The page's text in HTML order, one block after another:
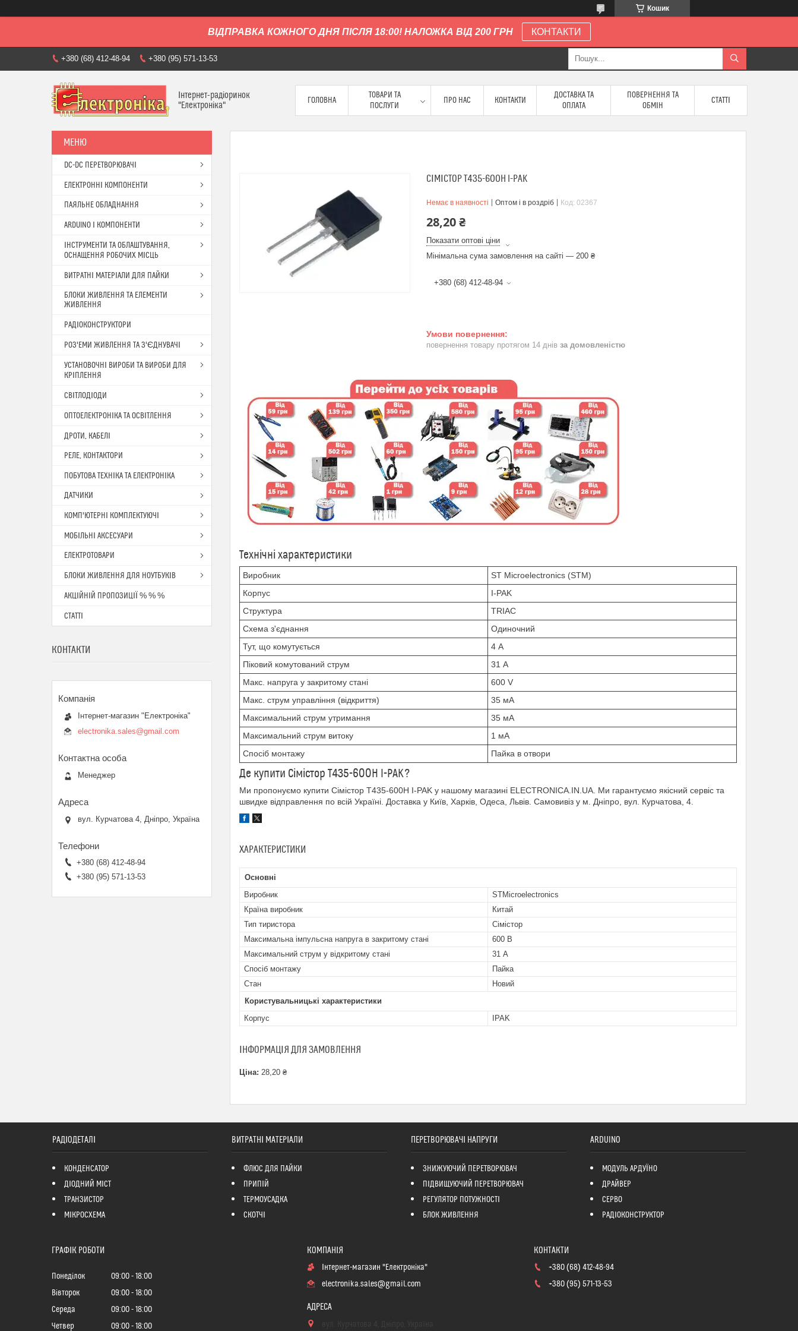
Кошик
ВІДПРАВКА КОЖНОГО ДНЯ ПІСЛЯ 18:00! НАЛОЖКА ВІД 200 ГРН КОНТАКТИ
+380 (68) 412-48-94 +380 (95) 571-13-53
Інтернет-радіоринок
"Електроніка"
ГОЛОВНА
ТОВАРИ ТА
ПОСЛУГИ
ПРО НАС КОНТАКТИ
ДОСТАВКА ТА
ОПЛАТА
ПОВЕРНЕННЯ ТА
ОБМІН
СТАТТІ
СІМІСТОР T435-600H I-PAK
Немає в наявності Оптом і в роздріб Код: 02367
28,20 ₴
Показати оптові ціни
Мінімальна сума замовлення на сайті — 200 ₴
+380 (68) 412-48-94
повернення товару протягом 14 днів за домовленістю
Технічні характеристики
Виробник
ST Microelectronics (STM)
Корпус
I-PAK
Структура
TRIAC
Схема з'єднання
Одиночний
Тут, що комутується
4 А
Піковий комутований струм
31 А
Макс. напруга у закритому стані
600 V
Макс. струм управління (відкриття)
35 мА
Максимальний струм утримання
35 мА
Максимальний струм витоку
1 мА
Спосіб монтажу
Пайка в отвори
Де купити Сімістор T435-600H I-PAK?
Ми пропонуємо купити Сімістор T435-600H I-PAK у нашому магазині ELECTRONICA.IN.UA. Ми гарантуємо якісний сервіс та
швидке відправлення по всій Україні. Доставка у Київ, Харків, Одеса, Львів. Самовивіз у м. Дніпро, вул. Курчатова, 4.
ХАРАКТЕРИСТИКИ
Основні
Виробник
STMicroelectronics
Країна виробник
Китай
Тип тиристора
Сімістор
Максимальна імпульсна напруга в закритому стані
600 В
Максимальний струм у відкритому стані
31 А
Спосіб монтажу
Пайка
Стан
Новий
Користувальницькі характеристики
Корпус
IPAK
ІНФОРМАЦІЯ ДЛЯ ЗАМОВЛЕННЯ
Ціна: 28,20 ₴
DC-DC ПЕРЕТВОРЮВАЧІ
ЕЛЕКТРОННІ КОМПОНЕНТИ
ПАЯЛЬНЕ ОБЛАДНАННЯ
ARDUINO І КОМПОНЕНТИ
ІНСТРУМЕНТИ ТА ОБЛАШТУВАННЯ,
ОСНАЩЕННЯ РОБОЧИХ МІСЦЬ
ВИТРАТНІ МАТЕРІАЛИ ДЛЯ ПАЙКИ
БЛОКИ ЖИВЛЕННЯ ТА ЕЛЕМЕНТИ
ЖИВЛЕННЯ
РАДІОКОНСТРУКТОРИ
РОЗ'ЕМИ ЖИВЛЕННЯ ТА З'ЄДНУВАЧІ
УСТАНОВОЧНІ ВИРОБИ ТА ВИРОБИ ДЛЯ
КРІПЛЕННЯ
СВІТЛОДІОДИ
ОПТОЕЛЕКТРОНІКА ТА ОСВІТЛЕННЯ
ДРОТИ, КАБЕЛІ
РЕЛЕ, КОНТАКТОРИ
ПОБУТОВА ТЕХНІКА ТА ЕЛЕКТРОНІКА
ДАТЧИКИ
КОМП'ЮТЕРНІ КОМПЛЕКТУЮЧІ
МОБІЛЬНІ АКСЕСУАРИ
ЕЛЕКТРОТОВАРИ
БЛОКИ ЖИВЛЕННЯ ДЛЯ НОУТБУКІВ
АКЦІЙНІЙ ПРОПОЗИЦІЇ % % %
СТАТТІ
КОНТАКТИ
Інтернет-магазин "Електроніка"
electronika.sales@gmail.com
Менеджер
вул. Курчатова 4, Дніпро, Україна
+380 (68) 412-48-94
+380 (95) 571-13-53
РАДІОДЕТАЛІ
КОНДЕНСАТОР
ДІОДНИЙ МІСТ
ТРАНЗИСТОР
МІКРОСХЕМА
ВИТРАТНІ МАТЕРІАЛИ
ФЛЮС ДЛЯ ПАЙКИ
ПРИПІЙ
ТЕРМОУСАДКА
СКОТЧІ
ПЕРЕТВОРЮВАЧІ НАПРУГИ
ЗНИЖУЮЧИЙ ПЕРЕТВОРЮВАЧ
ПІДВИЩУЮЧИЙ ПЕРЕТВОРЮВАЧ
РЕГУЛЯТОР ПОТУЖНОСТІ
БЛОК ЖИВЛЕННЯ
ARDUINO
МОДУЛЬ АРДУЇНО
ДРАЙВЕР
СЕРВО
РАДІОКОНСТРУКТОР
ГРАФІК РОБОТИ
Понеділок 09:00
18:00
Вівторок
09:00
18:00
Середа
09:00
18:00
Четвер
09:00 18:00
Інтернет-магазин "Електроніка"
electronika.sales@gmail.com
+380 (68) 412-48-94
+380 (95) 571-13-53